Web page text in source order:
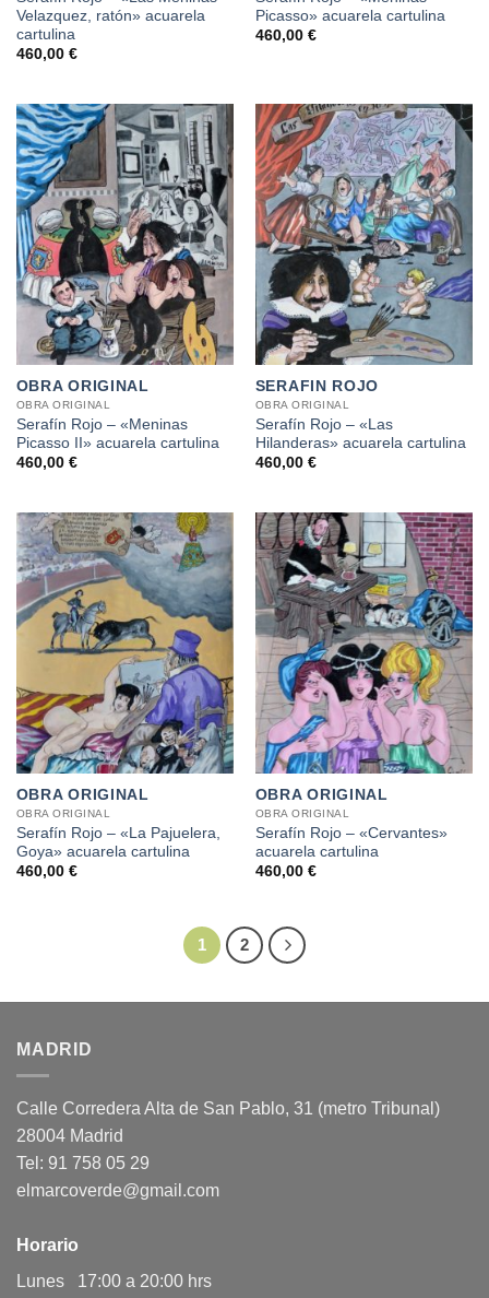
Velazquez, ratón» acuarela
cartulina
460,00 €
Picasso» acuarela cartulina
460,00 €
OBRA ORIGINAL
OBRA ORIGINAL
Serafín Rojo – «Meninas
Picasso II» acuarela cartulina
460,00 €
SERAFIN ROJO
OBRA ORIGINAL
Serafín Rojo – «Las
Hilanderas» acuarela cartulina
460,00 €
OBRA ORIGINAL
OBRA ORIGINAL
Serafín Rojo – «La Pajuelera,
Goya» acuarela cartulina
460,00 €
OBRA ORIGINAL
OBRA ORIGINAL
Serafín Rojo – «Cervantes»
acuarela cartulina
460,00 €
1 2
MADRID
Calle Corredera Alta de San Pablo, 31 (metro Tribunal)
28004 Madrid
Tel: 91 758 05 29
elmarcoverde@gmail.com
Horario
Lunes 17:00 a 20:00 hrs